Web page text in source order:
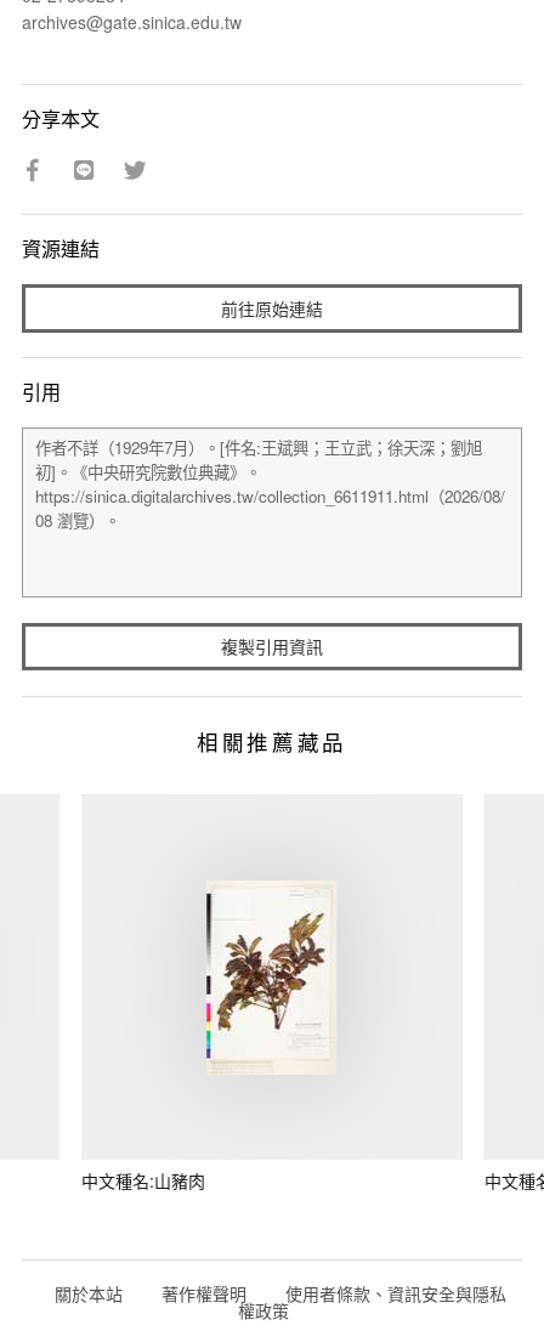
archives@gate.sinica.edu.tw
分享本文
資源連結
前往原始連結
引用
複製引用資訊
相關推薦藏品
中文種名:山豬肉 中文種
關於本站 著作權聲明 使用者條款、資訊安全與隱私
權政策